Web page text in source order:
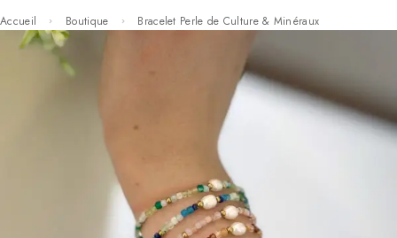
Accueil Boutique Bracelet Perle de Culture & Minéraux